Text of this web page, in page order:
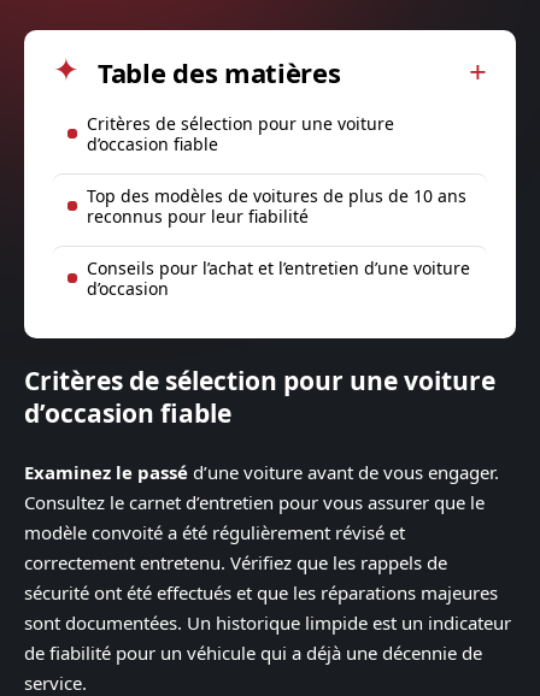
Table des matières
Critères de sélection pour une voiture
d’occasion fiable
Top des modèles de voitures de plus de 10 ans
reconnus pour leur fiabilité
Conseils pour l’achat et l’entretien d’une voiture
d’occasion
Critères de sélection pour une voiture
d’occasion fiable
Examinez le passé d’une voiture avant de vous engager.
Consultez le carnet d’entretien pour vous assurer que le
modèle convoité a été régulièrement révisé et
correctement entretenu. Vérifiez que les rappels de
sécurité ont été effectués et que les réparations majeures
sont documentées. Un historique limpide est un indicateur
de fiabilité pour un véhicule qui a déjà une décennie de
service.